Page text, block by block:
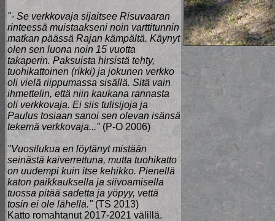
"- Se verkkovaja sijaitsee Risuvaaran
rinteessä muistaakseni noin varttitunnin
matkan päässä Rajan kämpältä. Käynyt
olen sen luona noin 15 vuotta
takaperin. Paksuista hirsistä tehty,
tuohikattoinen (rikki) ja jokunen verkko
oli vielä riippumassa sisällä. Sitä vain
ihmettelin, että niin kaukana rannasta
oli verkkovaja. Ei siis tulisijoja ja
Paulus tosiaan sanoi sen olevan isänsä
tekemä verkkovaja..."(P-O 2006)
"Vuosilukua en löytänyt mistään
seinästä kaiverrettuna, mutta tuohikatto
on uudempi kuin itse kehikko. Pienellä
katon paikkauksella ja siivoamisella
tuossa pitää sadetta ja yöpyy, vettä
tosin ei ole lähellä."(TS 2013)
Katto romahtanut 2017-2021 välillä.